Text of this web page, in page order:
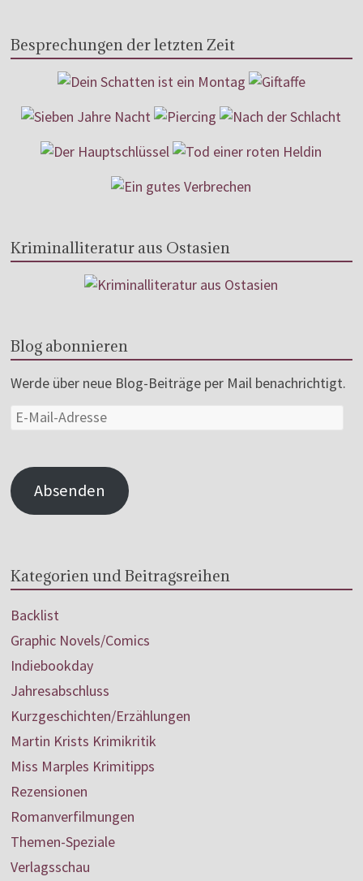
Besprechungen der letzten Zeit
Kriminalliteratur aus Ostasien
Blog abonnieren
Werde über neue Blog-Beiträge per Mail benachrichtigt.
Absenden
Kategorien und Beitragsreihen
Backlist
Graphic Novels/Comics
Indiebookday
Jahresabschluss
Kurzgeschichten/Erzählungen
Martin Krists Krimikritik
Miss Marples Krimitipps
Rezensionen
Romanverfilmungen
Themen-Speziale
Verlagsschau